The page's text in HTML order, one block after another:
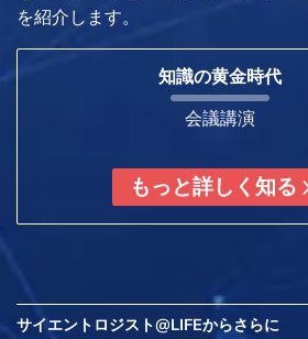
を紹介します。
知識の黄金時代
会議講演
もっと詳しく知る
サイエントロジスト@LIFEからさらに